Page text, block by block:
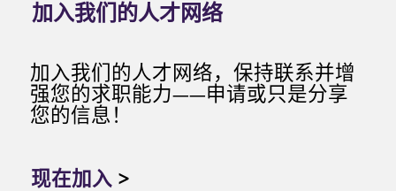
加入我们的人才网络
加入我们的人才网络，保持联系并增
强您的求职能力——申请或只是分享
您的信息！
现在加入 >